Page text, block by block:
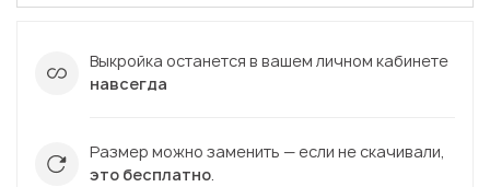
Выкройка останется в вашем личном кабинете
навсегда
Размер можно заменить — если не скачивали,
это бесплатно.